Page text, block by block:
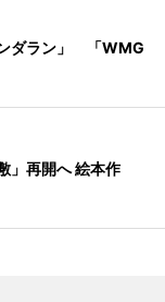
ダラン」 「WMG
」再開へ 絵本作